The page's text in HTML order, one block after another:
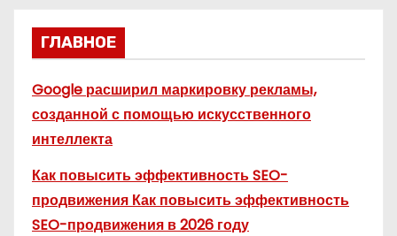
ГЛАВНОЕ
Google расширил маркировку рекламы,
созданной с помощью искусственного
интеллекта
Как повысить эффективность SEO-
продвижения Как повысить эффективность
SEO-продвижения в 2026 году